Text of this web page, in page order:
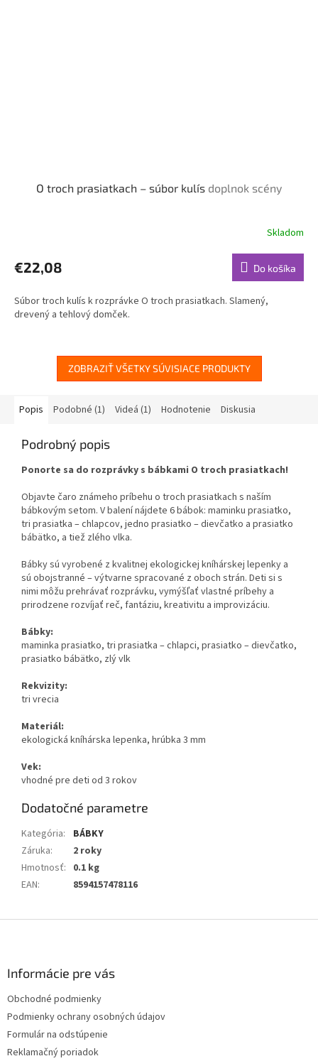
O troch prasiatkach – súbor kulís doplnok scény
Skladom
€22,08 Do košíka
Súbor troch kulís k rozprávke O troch prasiatkach. Slamený,
drevený a tehlový domček.
ZOBRAZIŤ VŠETKY SÚVISIACE PRODUKTY
Popis Podobné (1) Videá (1) Hodnotenie Diskusia
Podrobný popis
Ponorte sa do rozprávky s bábkami O troch prasiatkach!
Objavte čaro známeho príbehu o troch prasiatkach s naším
bábkovým setom. V balení nájdete 6 bábok: maminku prasiatko,
tri prasiatka – chlapcov, jedno prasiatko – dievčatko a prasiatko
bábätko, a tiež zlého vlka.
Bábky sú vyrobené z kvalitnej ekologickej kníhárskej lepenky a
sú obojstranné – výtvarne spracované z oboch strán. Deti si s
nimi môžu prehrávať rozprávku, vymýšľať vlastné príbehy a
prirodzene rozvíjať reč, fantáziu, kreativitu a improvizáciu.
Bábky:
maminka prasiatko, tri prasiatka – chlapci, prasiatko – dievčatko,
prasiatko bábätko, zlý vlk
Rekvizity:
tri vrecia
Materiál:
ekologická kníhárska lepenka, hrúbka 3 mm
Vek:
vhodné pre deti od 3 rokov
Dodatočné parametre
Kategória:
BÁBKY
Záruka:
2 roky
Hmotnosť: 0.1 kg
EAN: 8594157478116
Informácie pre vás
Obchodné podmienky
Podmienky ochrany osobných údajov
Formulár na odstúpenie
Reklamačný poriadok